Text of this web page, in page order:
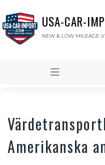
USA-CAR-
NEW & LOW MILEAGE
Amerikanska